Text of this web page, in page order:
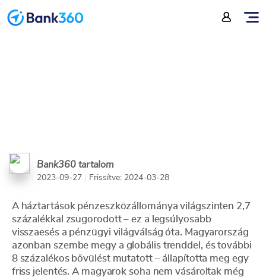
nőtt 2022-ben
Bank360 tartalom
2023-09-27 Frissítve: 2024-03-28
A háztartások pénzeszközállománya világszinten 2,7
százalékkal zsugorodott – ez a legsúlyosabb
visszaesés a pénzügyi világválság óta. Magyarország
azonban szembe megy a globális trenddel, és további
8 százalékos bővülést mutatott – állapította meg egy
friss jelentés. A magyarok soha nem vásároltak még